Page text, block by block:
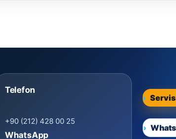
Telefon
+90 (212) 428 00 25
WhatsApp
Servis